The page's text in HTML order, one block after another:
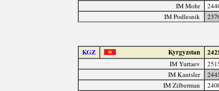
IM Mohr
IM Podlesnik
KGZ Kyrgyzstan
IM Yurtaev
IM Kantsler
IM Zilberman